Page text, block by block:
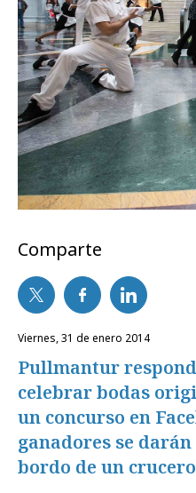
Comparte
viernes, 31 de enero 2014
Pullmantur
celebrar bodas
un concurso en
ganadores se
bordo de un